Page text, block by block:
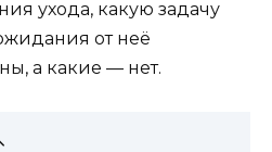
ухода, какую задачу
от неё
а какие — нет.